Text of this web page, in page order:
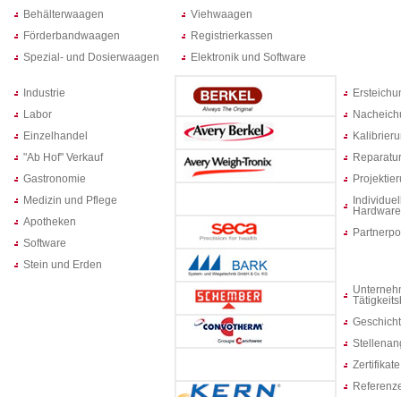
Behälterwaagen
Förderbandwaagen
Spezial- und Dosierwaagen
Viehwaagen
Registrierkassen
Elektronik und Software
Industrie
Labor
Einzelhandel
"Ab Hof" Verkauf
Gastronomie
Medizin und Pflege
Apotheken
Software
Stein und Erden
Zertifikate